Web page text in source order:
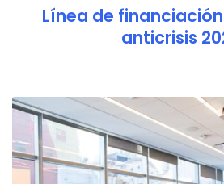
Línea de
anticrisis